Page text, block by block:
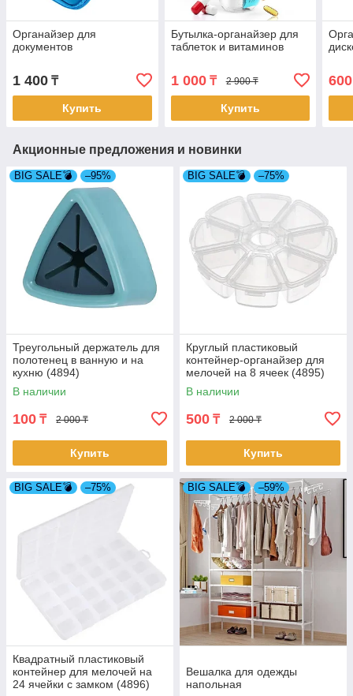
Органайзер для
документов
1 400 ₸
Купить
Бутылка-органайзер для
таблеток и витаминов
1 000₸ 2 900 ₸
Купить
600
Акционные предложения и новинки
BIG SALE💣 –95%
Треугольный держатель для
полотенец в ванную и на
кухню (4894)
В наличии
100 ₸ 2 000 ₸
Купить
BIG SALE💣 –75%
Круглый пластиковый
контейнер-органайзер для
мелочей на 8 ячеек (4895)
В наличии
500 ₸ 2 000 ₸
Купить
BIG SALE💣 –75%
Квадратный пластиковый
контейнер для мелочей на
24 ячейки с замком (4896)
BIG SALE💣 –59%
Вешалка для одежды
напольная